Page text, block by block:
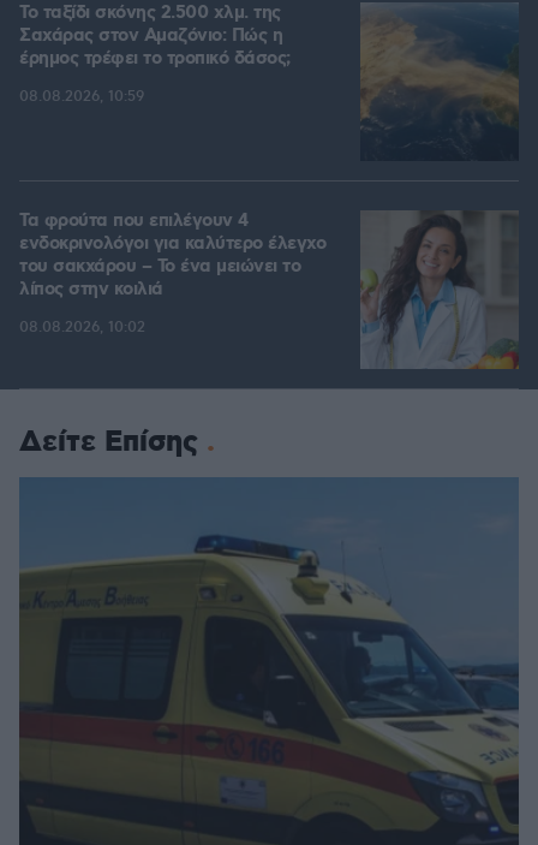
Το ταξίδι σκόνης 2.500 χλμ. της
Σαχάρας στον Αμαζόνιο: Πώς η
έρημος τρέφει το τροπικό δάσος;
08.08.2026, 10:59
Τα φρούτα που επιλέγουν 4
ενδοκρινολόγοι για καλύτερο έλεγχο
του σακχάρου – Το ένα μειώνει το
λίπος στην κοιλιά
08.08.2026, 10:02
Δείτε Επίσης